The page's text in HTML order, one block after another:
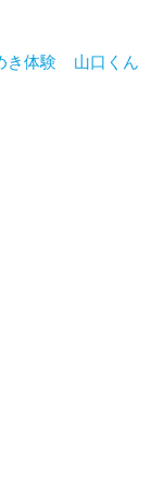
き体験 山口くん